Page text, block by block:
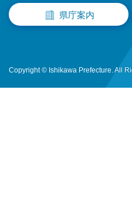
県庁案内
Copyright © Ishikawa Prefecture. All